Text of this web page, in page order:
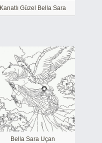
Kanatlı Güzel Bella Sara
Bella Sara Uçan